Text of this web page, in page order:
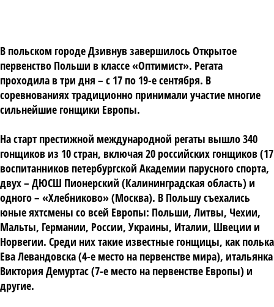
В польском городе Дзивнув завершилось Открытое
первенство Польши в классе «Оптимист». Регата
проходила в три дня – с 17 по 19-е сентября. В
соревнованиях традиционно принимали участие многие
сильнейшие гонщики Европы.
На старт престижной международной регаты вышло 340
гонщиков из 10 стран, включая 20 российских гонщиков (17
воспитанников петербургской Академии парусного спорта,
двух – ДЮСШ Пионерский (Калининградская область) и
одного – «Хлебниково» (Москва). В Польшу съехались
юные яхтсмены со всей Европы: Польши, Литвы, Чехии,
Мальты, Германии, России, Украины, Италии, Швеции и
Норвегии. Среди них такие известные гонщицы, как полька
Ева Левандовска (4-е место на первенстве мира), итальянка
Виктория Демуртас (7-е место на первенстве Европы) и
другие.